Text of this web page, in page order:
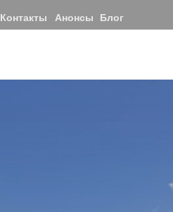
Анонсы Блог
Контакты